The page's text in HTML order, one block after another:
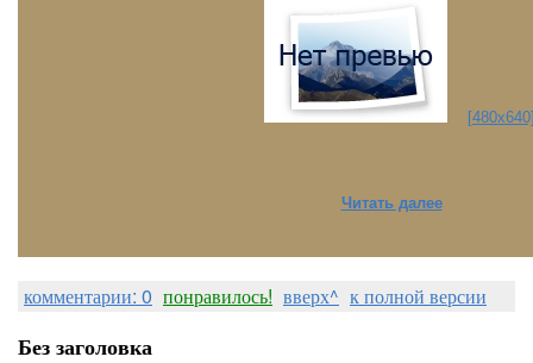
Читать далее
комментарии: 0 понравилось! вверх^ к полной версии
Без заголовка